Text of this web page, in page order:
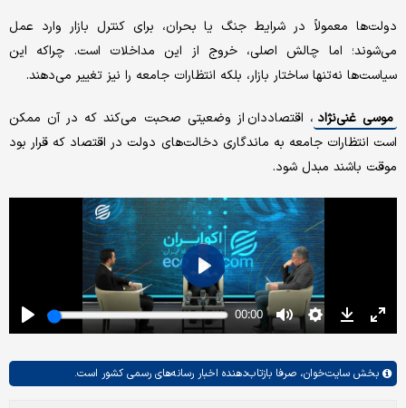
دولت‌ها معمولاً در شرایط جنگ یا بحران، برای کنترل بازار وارد عمل
می‌شوند؛ اما چالش اصلی، خروج از این مداخلات است. چراکه این
سیاست‌ها نه‌تنها ساختار بازار، بلکه انتظارات جامعه را نیز تغییر می‌دهند.
موسی غنی‌نژاد ، اقتصاددان از وضعیتی صحبت می‌کند که در آن ممکن
است انتظارات جامعه به ماندگاری دخالت‌های دولت در اقتصاد که قرار بود
موقت باشند مبدل شود.
بخش سایت‌خوان، صرفا بازتاب‌دهنده اخبار رسانه‌های رسمی کشور است.